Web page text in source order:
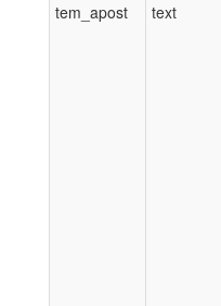
tem_apost text